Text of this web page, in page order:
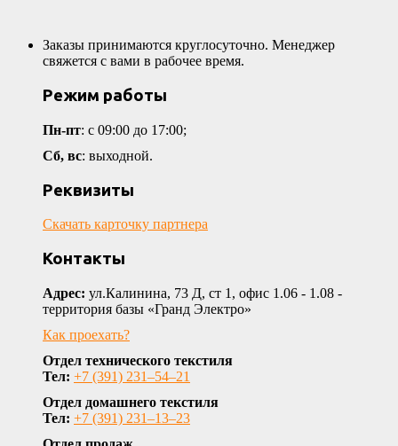
Заказы принимаются круглосуточно. Менеджер
свяжется с вами в рабочее время.
Режим работы
Пн-пт: с 09:00 до 17:00;
Сб, вс: выходной.
Реквизиты
Скачать карточку партнера
Контакты
Адрес: ул.Калинина, 73 Д, ст 1, офис 1.06 - 1.08 -
территория базы «Гранд Электро»
Как проехать?
Отдел технического текстиля
Тел: +7 (391) 231‒54‒21
Отдел домашнего текстиля
Тел: +7 (391) 231‒13‒23